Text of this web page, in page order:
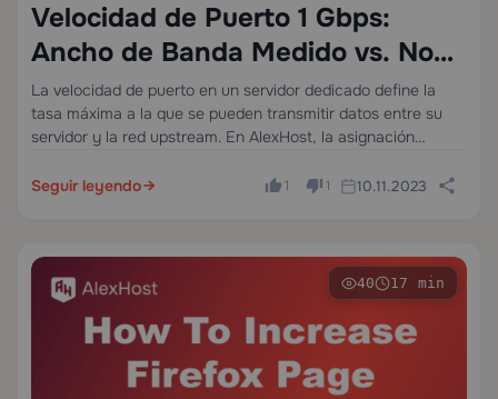
Velocidad de Puerto 1 Gbps:
Ancho de Banda Medido vs. No
Medido Explicado para Servidores
Dedicados
La velocidad de puerto en un servidor dedicado define la
tasa máxima a la que se pueden transmitir datos entre su
servidor y la red upstream. En AlexHost, la asignación
incluida en…
Seguir leyendo 1 1 10.11.2023
40 17 min